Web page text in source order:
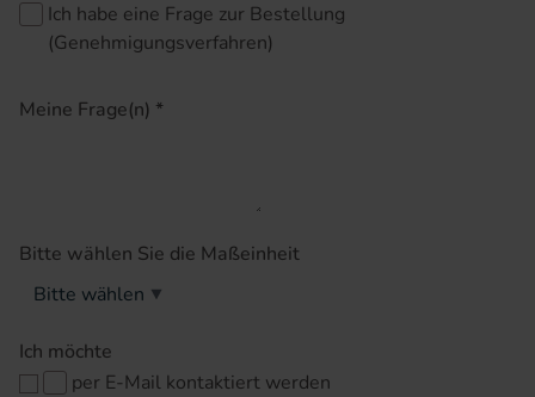
Ich habe eine Frage zur Bestellung
(Genehmigungsverfahren)
Meine Frage(n) *
Insulinpumpe
Bitte wählen Sie die Maßeinheit
Ich möchte
per E-Mail kontaktiert werden